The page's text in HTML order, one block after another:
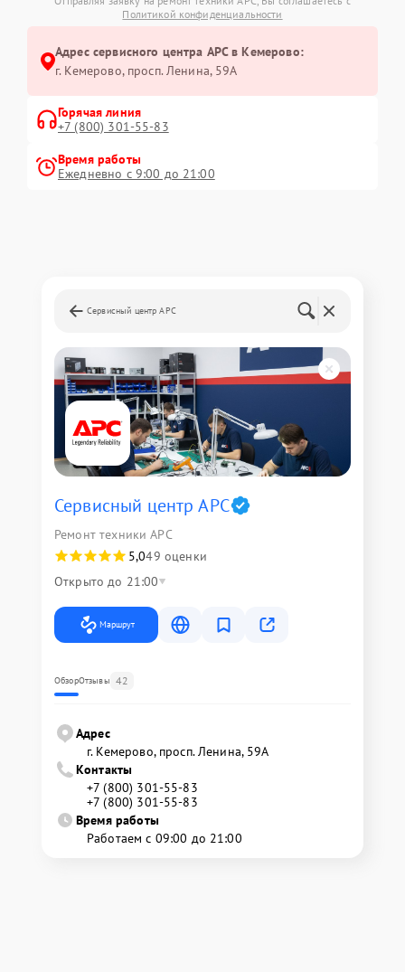
Политикой конфиденциальности
Адрес сервисного центра APC в Кемерово:
г. Кемерово, просп. Ленина, 59А
Горячая линия
+7 (800) 301-55-83
Время работы
Ежедневно с 9:00 до 21:00
Сервисный центр APC
Сервисный центр APC
Ремонт техники APC
5,049 оценки
Открыто до 21:00
Маршрут
ОбзорОтзывы 42
Адрес
г. Кемерово, просп. Ленина, 59А
Контакты
+7 (800) 301-55-83
+7 (800) 301-55-83
Время работы
Работаем с 09:00 до 21:00